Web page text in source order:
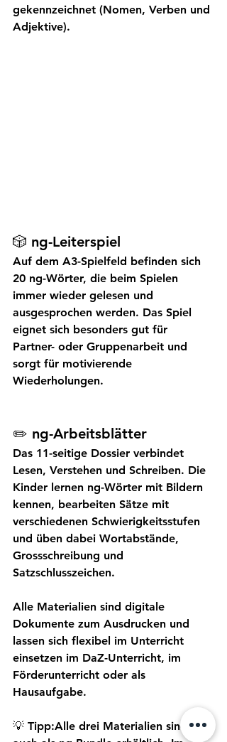
gekennzeichnet (Nomen, Verben und
Adjektive).
🎲 ng-Leiterspiel
Auf dem A3-Spielfeld befinden sich
20 ng-Wörter, die beim Spielen
immer wieder gelesen und
ausgesprochen werden. Das Spiel
eignet sich besonders gut für
Partner- oder Gruppenarbeit und
sorgt für motivierende
Wiederholungen.
✏️ ng-Arbeitsblätter
Das 11-seitige Dossier verbindet
Lesen, Verstehen und Schreiben. Die
Kinder lernen ng-Wörter mit Bildern
kennen, bearbeiten Sätze mit
verschiedenen Schwierigkeitsstufen
und üben dabei Wortabstände,
Grossschreibung und
Satzschlusszeichen.
Alle Materialien sind digitale
Dokumente zum Ausdrucken und
lassen sich flexibel im Unterricht
einsetzen im DaZ-Unterricht, im
Förderunterricht oder als
Hausaufgabe.
💡 Tipp:Alle drei Materialien sind